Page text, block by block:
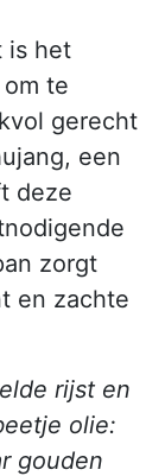
is het
te
gerecht
een
deze
zorgt
en zachte
rijst en
olie:
gouden